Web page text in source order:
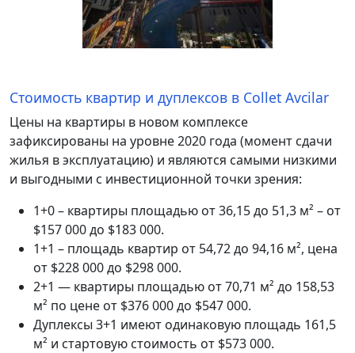
Стоимость квартир и дуплексов в Collet Avcilar
Цены на квартиры в новом комплексе
зафиксированы на уровне 2020 года (момент сдачи
жилья в эксплуатацию) и являются самыми низкими
и выгодными с инвестиционной точки зрения:
1+0 – квартиры площадью от 36,15 до 51,3 м² – от
$157 000 до $183 000.
1+1 – площадь квартир от 54,72 до 94,16 м², цена
от $228 000 до $298 000.
2+1 — квартиры площадью от 70,71 м² до 158,53
м² по цене от $376 000 до $547 000.
Дуплексы 3+1 имеют одинаковую площадь 161,5
м² и стартовую стоимость от $573 000.